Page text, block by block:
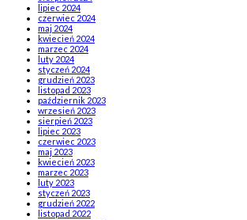
lipiec 2024
czerwiec 2024
maj 2024
kwiecień 2024
marzec 2024
luty 2024
styczeń 2024
grudzień 2023
listopad 2023
październik 2023
wrzesień 2023
sierpień 2023
lipiec 2023
czerwiec 2023
maj 2023
kwiecień 2023
marzec 2023
luty 2023
styczeń 2023
grudzień 2022
listopad 2022